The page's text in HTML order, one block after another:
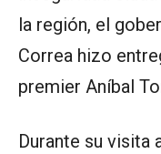
la región, el
Correa hizo
premier Aníbal
Durante su visita